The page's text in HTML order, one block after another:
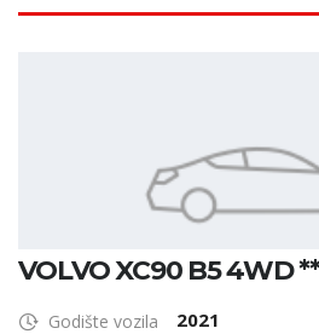
VOLVO XC90 B5 4WD
Godište vozila 2021